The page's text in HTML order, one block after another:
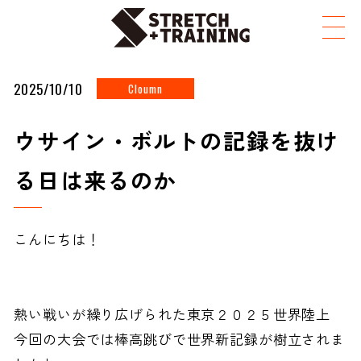
ウサイン・ボルトの記録を抜ける日は来るのか
2025/10/10 Cloumn
ウサイン・ボルトの記録を抜け
る日は来るのか
こんにちは！
熱い戦いが繰り広げられた東京２０２５世界陸上
今回の大会では棒高跳びで世界新記録が樹立されま